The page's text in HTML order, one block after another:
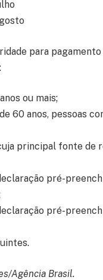
para
ou mais;
60 anos, pessoas
principal fonte de
pré-
pré-
Agência Brasil.